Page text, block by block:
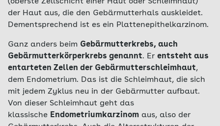
der Haut aus, die den Gebärmutterhals auskleidet.
Dementsprechend ist es ein Plattenepithelkarzinom.
Ganz anders beim Gebärmutterkrebs, auch
Gebärmutterkörperkrebs genannt. Er entsteht aus
entarteten Zellen der Gebärmutterschleimhaut,
dem Endometrium. Das ist die Schleimhaut, die sich
mit jedem Zyklus neu in der Gebärmutter aufbaut.
Von dieser Schleimhaut geht das
klassische Endometriumkarzinom aus, also der